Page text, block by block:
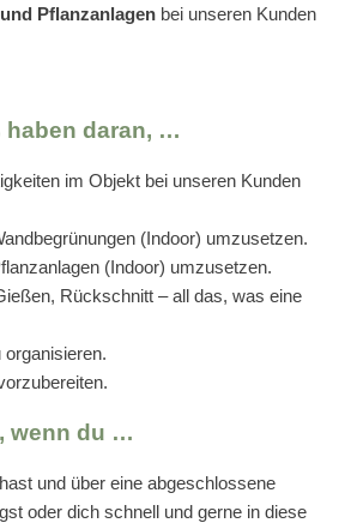
Pflanzanlagen bei unseren Kunden
haben daran, …
im Objekt bei unseren Kunden
(Indoor) umzusetzen.
(Indoor) umzusetzen.
Rückschnitt – all das, was eine
wenn du …
und über eine abgeschlossene
oder dich schnell und gerne in diese